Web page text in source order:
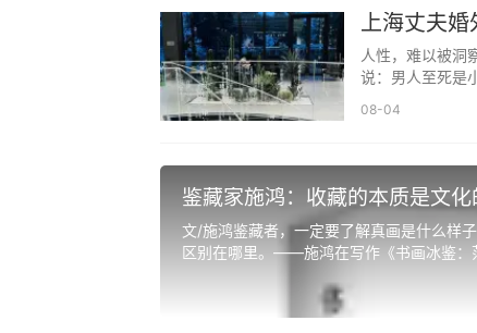
而朱次琦的资本或曰倚靠之一，就
庶的腹地。与陈澧的江南出生迥然不同
沙村。广府人里普遍存在着“珠玑巷”的
望，这是一种本土文化资源，广州城里的
也就是说，朱次琦的“乡野”姿态背
角洲腹地小共同体。如果说学海堂代表
两种姿态共同构成了麦哲维所说的19世
上海丈夫婚
男人至死是
人性，难以被洞
说：男人至死是
08-04
鉴藏家施鸿：收藏的本质是文
文/施鸿鉴藏者，一定要了解真画是什么样
区别在哪里。——施鸿在写作《书画冰鉴：